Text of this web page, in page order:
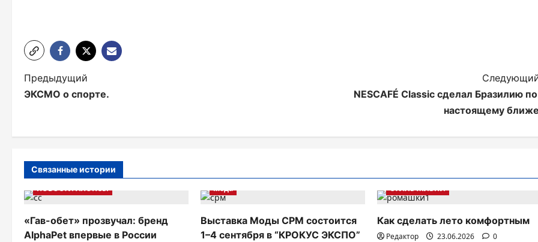
Н
а
г
а
и
Предыдущий
ЭКСМО о спорте.
NESCAFÉ Classic сделал Бразилию
настоящему
Связанные истории
НОВОСТИ АНОНСЫ
«Гав-обет» прозвучал: бренд
AlphaPet впервые в России
Мода
Выставка Моды CPM состоится
1–4 сентября в “КРОКУС ЭКСПО”
СТИЛЬ ЖИЗНИ
Как сделать лето комфортным
Редактор 23.06.2026 0